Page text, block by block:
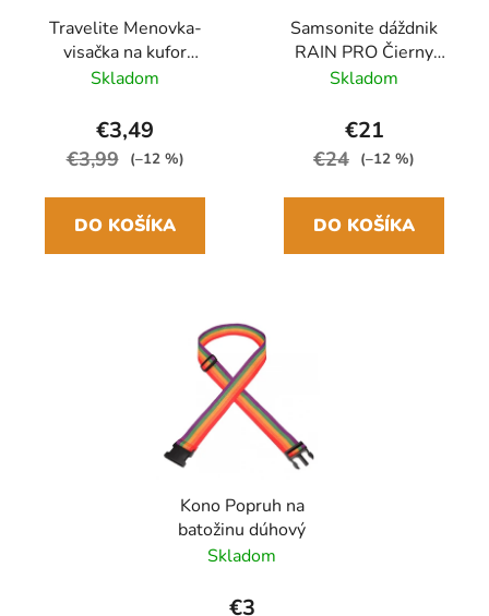
Travelite Menovka-
visačka na kufor
Multicolor Waves
Skladom
€3,49
€3,99 (–12 %)
DO KOŠÍKA
Samsonite dáždnik
RAIN PRO Čierny
skladací manuálny
Skladom
€21
€24 (–12 %)
DO KOŠÍKA
Kono Popruh na
batožinu dúhový
Skladom
€3